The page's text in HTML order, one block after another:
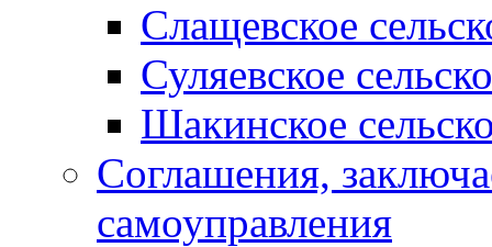
Слащевское
Суляевское
Шакинское
Соглашения,
самоуправления